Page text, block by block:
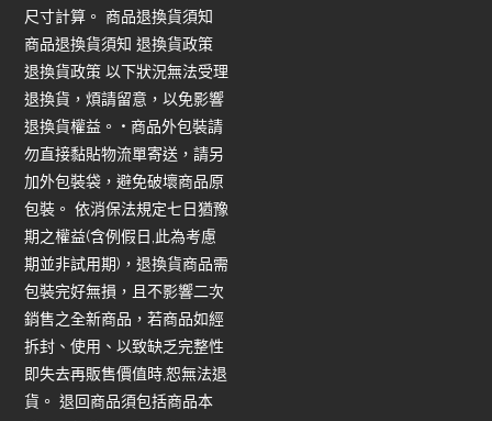
尺寸計算。 商品退換貨須知
商品退換貨須知 退換貨政策
退換貨政策 以下狀況無法受理
退換貨，煩請留意，以免影響
退換貨權益。 • 商品外包裝請
勿直接黏貼物流單寄送，請另
加外包裝袋，避免破壞商品原
包裝。 依消保法規定七日猶豫
期之權益(含例假日,此為考慮
期並非試用期)，退換貨商品需
包裝完好無損，且不影響二次
銷售之全新商品，若商品如經
拆封、使用、以致缺乏完整性
即失去再販售價值時,恕無法退
貨。 退回商品須包括商品本